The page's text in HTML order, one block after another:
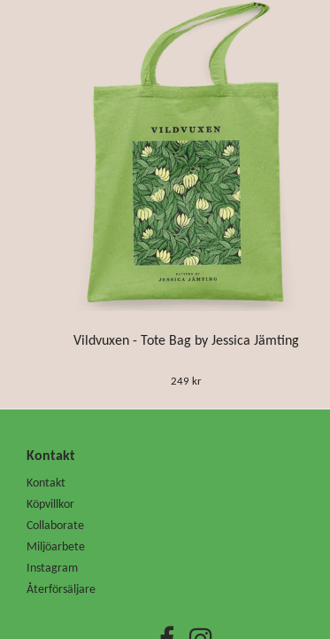
Vildvuxen - Tote Bag by Jessica Jämting
249 kr
Kontakt
Kontakt
Köpvillkor
Collaborate
Miljöarbete
Instagram
Återförsäljare